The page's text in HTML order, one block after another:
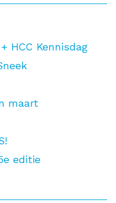
HCC Kennisdag
maart
editie